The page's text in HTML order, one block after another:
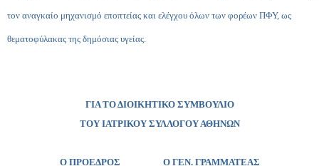
τον αναγκαίο μηχανισμό εποπτείας και ελέγχου όλων των φορέων ΠΦΥ, ως
θεματοφύλακας της δημόσιας υγείας.
ΓΙΑ ΤΟ ΔΙΟΙΚΗΤΙΚΟ ΣΥΜΒΟΥΛΙΟ
ΤΟΥ ΙΑΤΡΙΚΟΥ ΣΥΛΛΟΓΟΥ ΑΘΗΝΩΝ
Ο ΠΡΟΕΔΡΟΣ Ο ΓΕΝ. ΓΡΑΜΜΑΤΕΑΣ